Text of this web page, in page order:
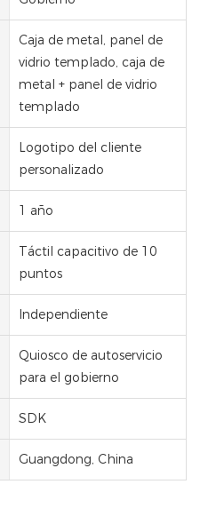
Caja de metal, panel de
vidrio templado, caja de
metal + panel de vidrio
templado
Logotipo del cliente
personalizado
1 año
Táctil capacitivo de 10
puntos
Independiente
Quiosco de autoservicio
para el gobierno
SDK
Guangdong, China